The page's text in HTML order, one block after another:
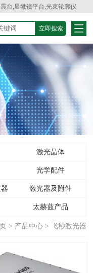
台,显微镜平台,光束轮廓仪
激光晶体
光学配件
激光器及附件
太赫兹产品
> 产品中心> 飞秒激光器